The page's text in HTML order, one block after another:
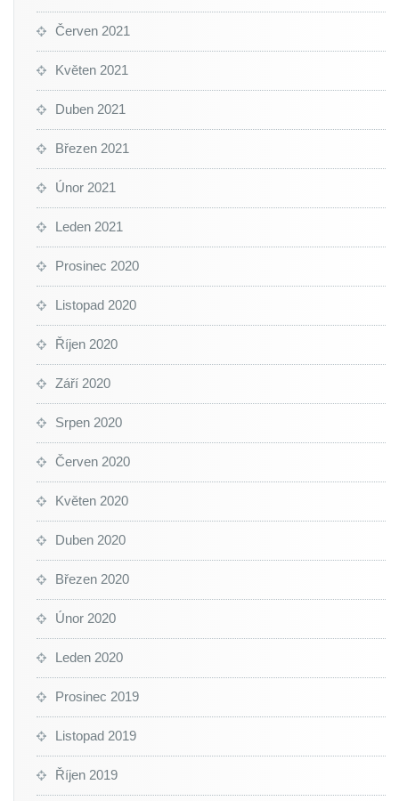
Červen 2021
Květen 2021
Duben 2021
Březen 2021
Únor 2021
Leden 2021
Prosinec 2020
Listopad 2020
Říjen 2020
Září 2020
Srpen 2020
Červen 2020
Květen 2020
Duben 2020
Březen 2020
Únor 2020
Leden 2020
Prosinec 2019
Listopad 2019
Říjen 2019